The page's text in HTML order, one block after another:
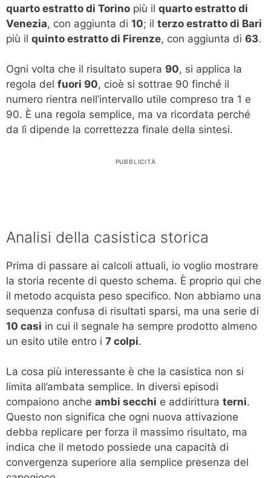
quarto estratto di Torino più il quarto estratto di
Venezia, con aggiunta di 10; il terzo estratto di Bari
più il quinto estratto di Firenze, con aggiunta di 63.
Ogni volta che il risultato supera 90, si applica la
regola del fuori 90, cioè si sottrae 90 finché il
numero rientra nell’intervallo utile compreso tra 1 e
90. È una regola semplice, ma va ricordata perché
da lì dipende la correttezza finale della sintesi.
PUBBLICITÀ
Analisi della casistica storica
Prima di passare ai calcoli attuali, io voglio mostrare
la storia recente di questo schema. È proprio qui che
il metodo acquista peso specifico. Non abbiamo una
sequenza confusa di risultati sparsi, ma una serie di
10 casi in cui il segnale ha sempre prodotto almeno
un esito utile entro i 7 colpi.
La cosa più interessante è che la casistica non si
limita all’ambata semplice. In diversi episodi
compaiono anche ambi secchi e addirittura terni.
Questo non significa che ogni nuova attivazione
debba replicare per forza il massimo risultato, ma
indica che il metodo possiede una capacità di
convergenza superiore alla semplice presenza del